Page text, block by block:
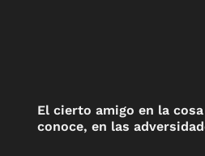
El cierto amigo en la
conoce, en las